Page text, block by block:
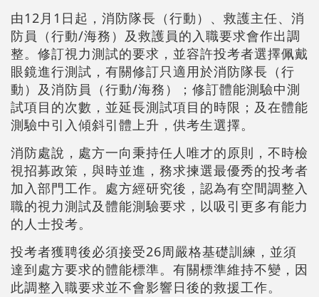
由12月1日起，消防隊長（行動）、救護主任、消
防員（行動/海務）及救護員的入職要求會作出調
整。修訂視力測試的要求，並容許投考者選擇佩戴
眼鏡進行測試，有關修訂只適用於消防隊長（行
動）及消防員（行動/海務）；修訂體能測驗中測
試項目的次數，並延長測試項目的時限；及在體能
測驗中引入傾斜引體上升，供考生選擇。
消防處說，處方一向秉持任人唯才的原則，不時檢
視招募政策，與時並進，務求揀選最優秀的投考者
加入部門工作。處方經研究後，認為有空間調整入
職的視力測試及體能測驗要求，以吸引更多有能力
的人士投考。
投考者獲聘後必須接受26周嚴格基礎訓練，並須
達到處方要求的體能標準。有關標準維持不變，因
此調整入職要求並不會影響日後的救援工作。